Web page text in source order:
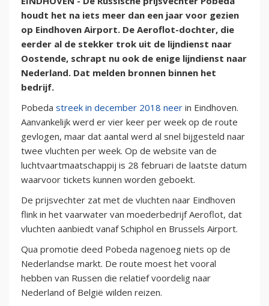
houdt het na iets meer dan een jaar voor gezien
op Eindhoven Airport. De Aeroflot-dochter, die
eerder al de stekker trok uit de lijndienst naar
Oostende, schrapt nu ook de enige lijndienst naar
Nederland. Dat melden bronnen binnen het
bedrijf.
Pobeda streek in december 2018 neer in Eindhoven.
Aanvankelijk werd er vier keer per week op de route
gevlogen, maar dat aantal werd al snel bijgesteld naar
twee vluchten per week. Op de website van de
luchtvaartmaatschappij is 28 februari de laatste datum
waarvoor tickets kunnen worden geboekt.
De prijsvechter zat met de vluchten naar Eindhoven
flink in het vaarwater van moederbedrijf Aeroflot, dat
vluchten aanbiedt vanaf Schiphol en Brussels Airport.
Qua promotie deed Pobeda nagenoeg niets op de
Nederlandse markt. De route moest het vooral
hebben van Russen die relatief voordelig naar
Nederland of België wilden reizen.